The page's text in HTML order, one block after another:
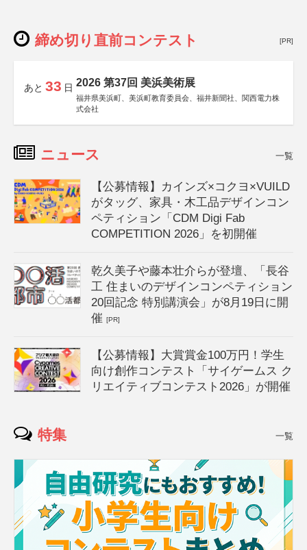
締め切り直前コンテスト [PR]
あと 33 日 2026 第37回 美浜美術展
福井県美浜町、美浜町教育委員会、福井新聞社、関西電力株
式会社
ニュース 一覧
【公募情報】カインズ×コクヨ×VUILD
がタッグ、家具・木工品デザインコン
ペティション「CDM Digi Fab
COMPETITION 2026」を初開催
乾久美子や藤本壮介らが登壇、「長谷
工 住まいのデザインコンペティション
20回記念 特別講演会」が8月19日に開
催[PR]
【公募情報】大賞賞金100万円！学生
向け創作コンテスト「サイゲームス ク
リエイティブコンテスト2026」が開催
特集 一覧